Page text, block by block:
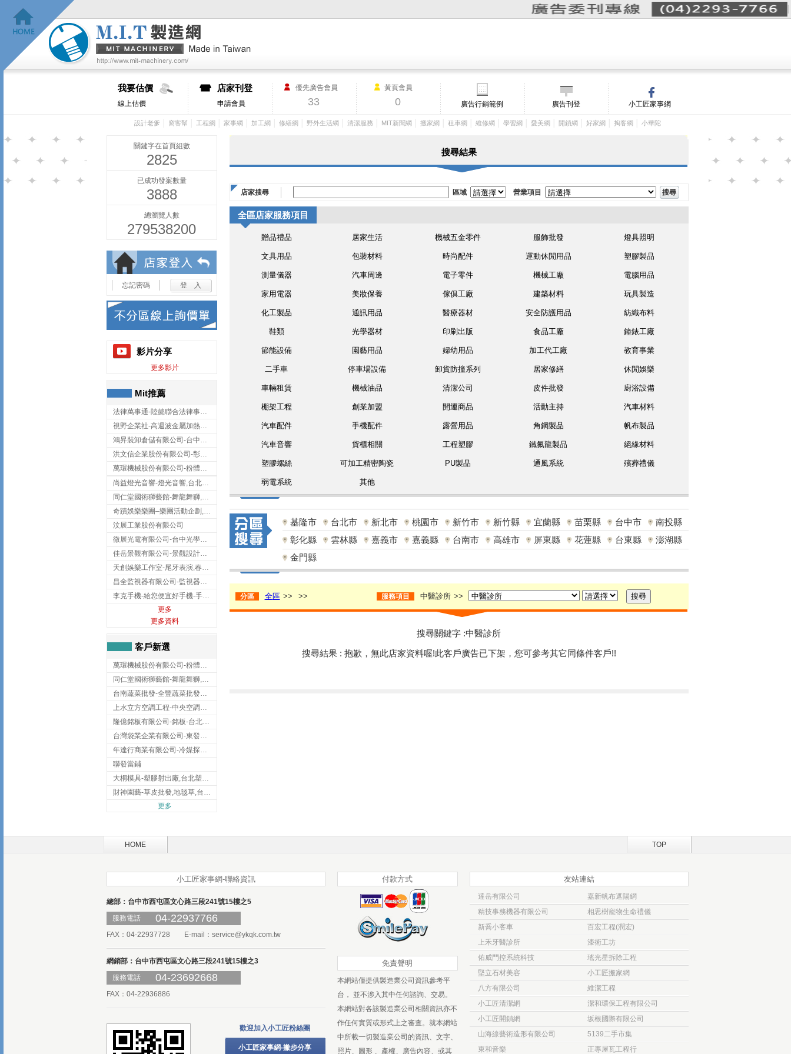
詢價單(0
我要估價
線上估價
店家刊登
申請會員
優先廣告會員
33
黃頁會員
0 廣告行銷範例 廣告刊登 小工匠家事網
設計老爹 窩客幫 工程網 家事網 加工網 修繕網 野外生活網 清潔服務 MIT新聞網 搬家網 租車網 維修網 學習網 愛美網 開鎖網 好家網 掏客網 小華陀
關鍵字在首頁組數
2825
已成功發案數量
3888
總瀏覽人數
279538200
忘記密碼
影片分享
更多影片
Mit推薦
法律萬事通-陸懿聯合法律事務所
視野企業社-高週波金屬加熱設備,彰化高週波金屬加熱設備
鴻昇裝卸倉儲有限公司-台中貨櫃裝卸
洪文信企業股份有限公司-彰化鋅合金鑄造,彰化五金加工,彰化五金配件
萬環機械股份有限公司-粉體塗裝設備,輸送機,輸送機設備,台南輸送機
尚益燈光音響-燈光音響,台北燈光音響,台北燈光音響出租
同仁堂國術獅藝館-舞龍舞獅,台中舞龍舞獅
奇蹟娛樂樂團–樂團活動企劃,台中樂團表演,台中婚禮樂團
汶展工業股份有限公司
微展光電有限公司-台中光學鍍膜,optical filter taiwan,台灣光學鍍膜
佳岳景觀有限公司-景觀設計公司,台北景觀設計,台北景觀工程,中山區景觀設計
天創娛樂工作室-尾牙表演,春酒表演,板橋尾牙表演
昌全監視器有限公司-監視器安裝,高雄監視器安裝,鳳山區監視器安裝
李克手機-給您便宜好手機-手機收購,屏東手機收購
更多
更多資料
客戶新選
萬環機械股份有限公司-粉體塗裝設備,輸送機,輸送機設備,台南輸送機
同仁堂國術獅藝館-舞龍舞獅,台中舞龍舞獅
台南蔬菜批發-全豐蔬菜批發專送/台南蔬菜箱宅配到府
上水立方空調工程-中央空調規劃,台北中央空調規劃
隆億銘板有限公司-銘板-台北銘板-板橋銘板
台灣袋業企業有限公司-東發企業社/台中太空袋/太空包
年達行商業有限公司-冷媒探漏儀,壓力錶組,真空泵浦,台北冷凍空調材料
聯發當鋪
大桐模具-塑膠射出廠,台北塑膠射出廠
財神園藝-草皮批發,地毯草,台北草,彰化地毯草,彰化台北草
更多
搜尋結果
店家搜尋 區域 營業項目
全區店家服務項目
贈品禮品 居家生活 機械五金零件 服飾批發 燈具照明
文具用品 包裝材料 時尚配件 運動休閒用品 塑膠製品
測量儀器 汽車周邊 電子零件 機械工廠 電腦用品
家用電器 美妝保養 傢俱工廠 建築材料 玩具製造
化工製品 通訊用品 醫療器材 安全防護用品 紡織布料
鞋類 光學器材 印刷出版 食品工廠 鐘錶工廠
節能設備 園藝用品 婦幼用品 加工代工廠 教育事業
二手車 停車場設備 卸貨防撞系列 居家修繕 休閒娛樂
車輛租賃 機械油品 清潔公司 皮件批發 廚浴設備
棚架工程 創業加盟 開運商品 活動主持 汽車材料
汽車配件 手機配件 露營用品 角鋼製品 帆布製品
汽車音響 貨櫃相關 工程塑膠 鐵氟龍製品 絕緣材料
塑膠螺絲 可加工精密陶瓷 PU製品 通風系統 殯葬禮儀
弱電系統 其他
基隆市 台北市 新北市 桃園市 新竹市 新竹縣 宜蘭縣 苗栗縣 台中市
南投縣
彰化縣
雲林縣 嘉義市 嘉義縣 台南市 高雄市 屏東縣 花蓮縣 台東縣
澎湖縣
金門縣
分區 全區 >> >> 服務項目 中醫診所 >>
搜尋關鍵字 :中醫診所
搜尋結果 : 抱歉，無此店家資料喔!此客戶廣告已下架，您可參考其它同條件客戶!!
HOME TOP
小工匠家事網-聯絡資訊
總部：台中市西屯區文心路三段241號15樓之5
服務電話
04-22937766
FAX：04-22937728 E-mail： service@ykqk.com.tw
網銷部：台中市西屯區文心路三段241號15樓之3
服務電話
04-23692668
FAX：04-22936886
歡迎加入小工匠粉絲團
小工匠家事網-撇步分享
付款方式
免責聲明
本網站僅提供製造業公司資訊參考平
台， 並不涉入其中任何諮詢、交易。
本網站對各該製造業公司相關資訊亦不
作任何實質或形式上之審查。就本網站
中所載一切製造業公司的資訊、文字、
照片、圖形 、產權、廣告內容、或其
友站連結
達岳有限公司
嘉新帆布遮陽網
精技事務機器有限公司
相思樹寵物生命禮儀
新喬小客車
百宏工程(潤宏)
上禾牙醫診所
漆術工坊
佑威門控系統科技
瑤光星拆除工程
堅立石材美容
小工匠搬家網
八方有限公司
維潔工程
小工匠清潔網
潔和環保工程有限公司
小工匠開鎖網
坂根國際有限公司
山海線藝術造形有限公司
5139二手市集
東和音樂
正專屋瓦工程行